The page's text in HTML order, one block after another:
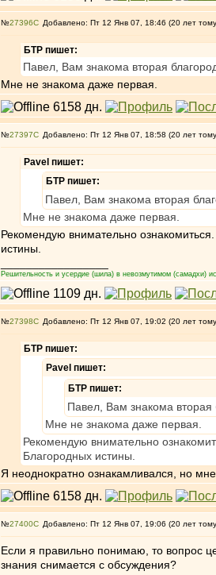
№27396 Добавлено: Пт 12 Янв 07, 18:46 (20 лет
БТР пишет:
Павел, Вам знакома вторая
Мне не знакома даже первая.
№27397 Добавлено: Пт 12 Янв 07, 18:58 (20 лет
Pavel пишет:
БТР пишет:
Павел, Вам знакома вторая
Мне не знакома даже первая.
Рекомендую внимательно
истины.
Решительность и усердие (шила) в невозмутимом (самадхи)
№27398 Добавлено: Пт 12 Янв 07, 19:02 (20 лет
БТР пишет:
Pavel пишет:
БТР пишет:
Павел, Вам знакома вторая
Мне не знакома даже первая.
Рекомендую внимательно
Благородных истины.
Я неоднократно ознакамливался, но
№27400 Добавлено: Пт 12 Янв 07, 19:06 (20 лет
Если я правильно понимаю, то вопрос
знания снимается с обсуждения?